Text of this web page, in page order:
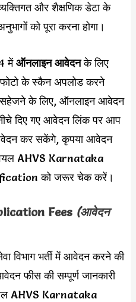
और शैक्षणिक डेटा के
को पूरा करना होगा।
मेंऑनलाइन आवेदनके लिए
के स्कैन अपलोड करने
सहेजने के लिए, ऑनलाइन आवेदन
दिए गए आवेदन लिंक पर आप
कर सकेंगे, कृपया आवेदन
AHVS Karnataka
को जरूर चेक करें।
Fees (आवेदन
विभाग भर्ती में आवेदन करने की
फीस की सम्पूर्ण जानकारी
AHVS Karnataka